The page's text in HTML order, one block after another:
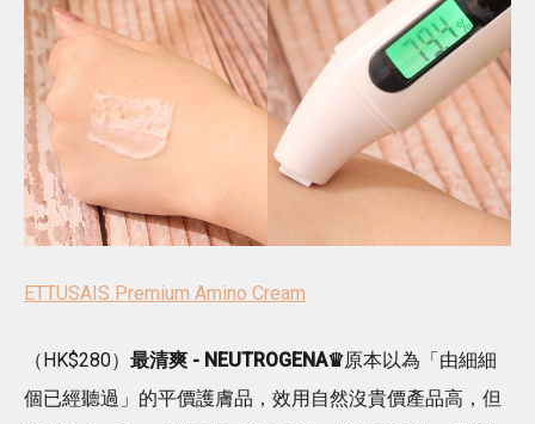
ETTUSAIS Premium Amino Cream
（HK$280） 最清爽 - NEUTROGENA♛原本以為「由細細
個已經聽過」的平價護膚品，效用自然沒貴價產品高，但